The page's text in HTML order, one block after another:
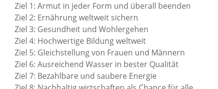
Ziel 1: Armut in jeder Form und überall beenden
Ziel 2: Ernährung weltweit sichern
Ziel 3: Gesundheit und Wohlergehen
Ziel 4: Hochwertige Bildung weltweit
Ziel 5: Gleichstellung von Frauen und Männern
Ziel 6: Ausreichend Wasser in bester Qualität
Ziel 7: Bezahlbare und saubere Energie